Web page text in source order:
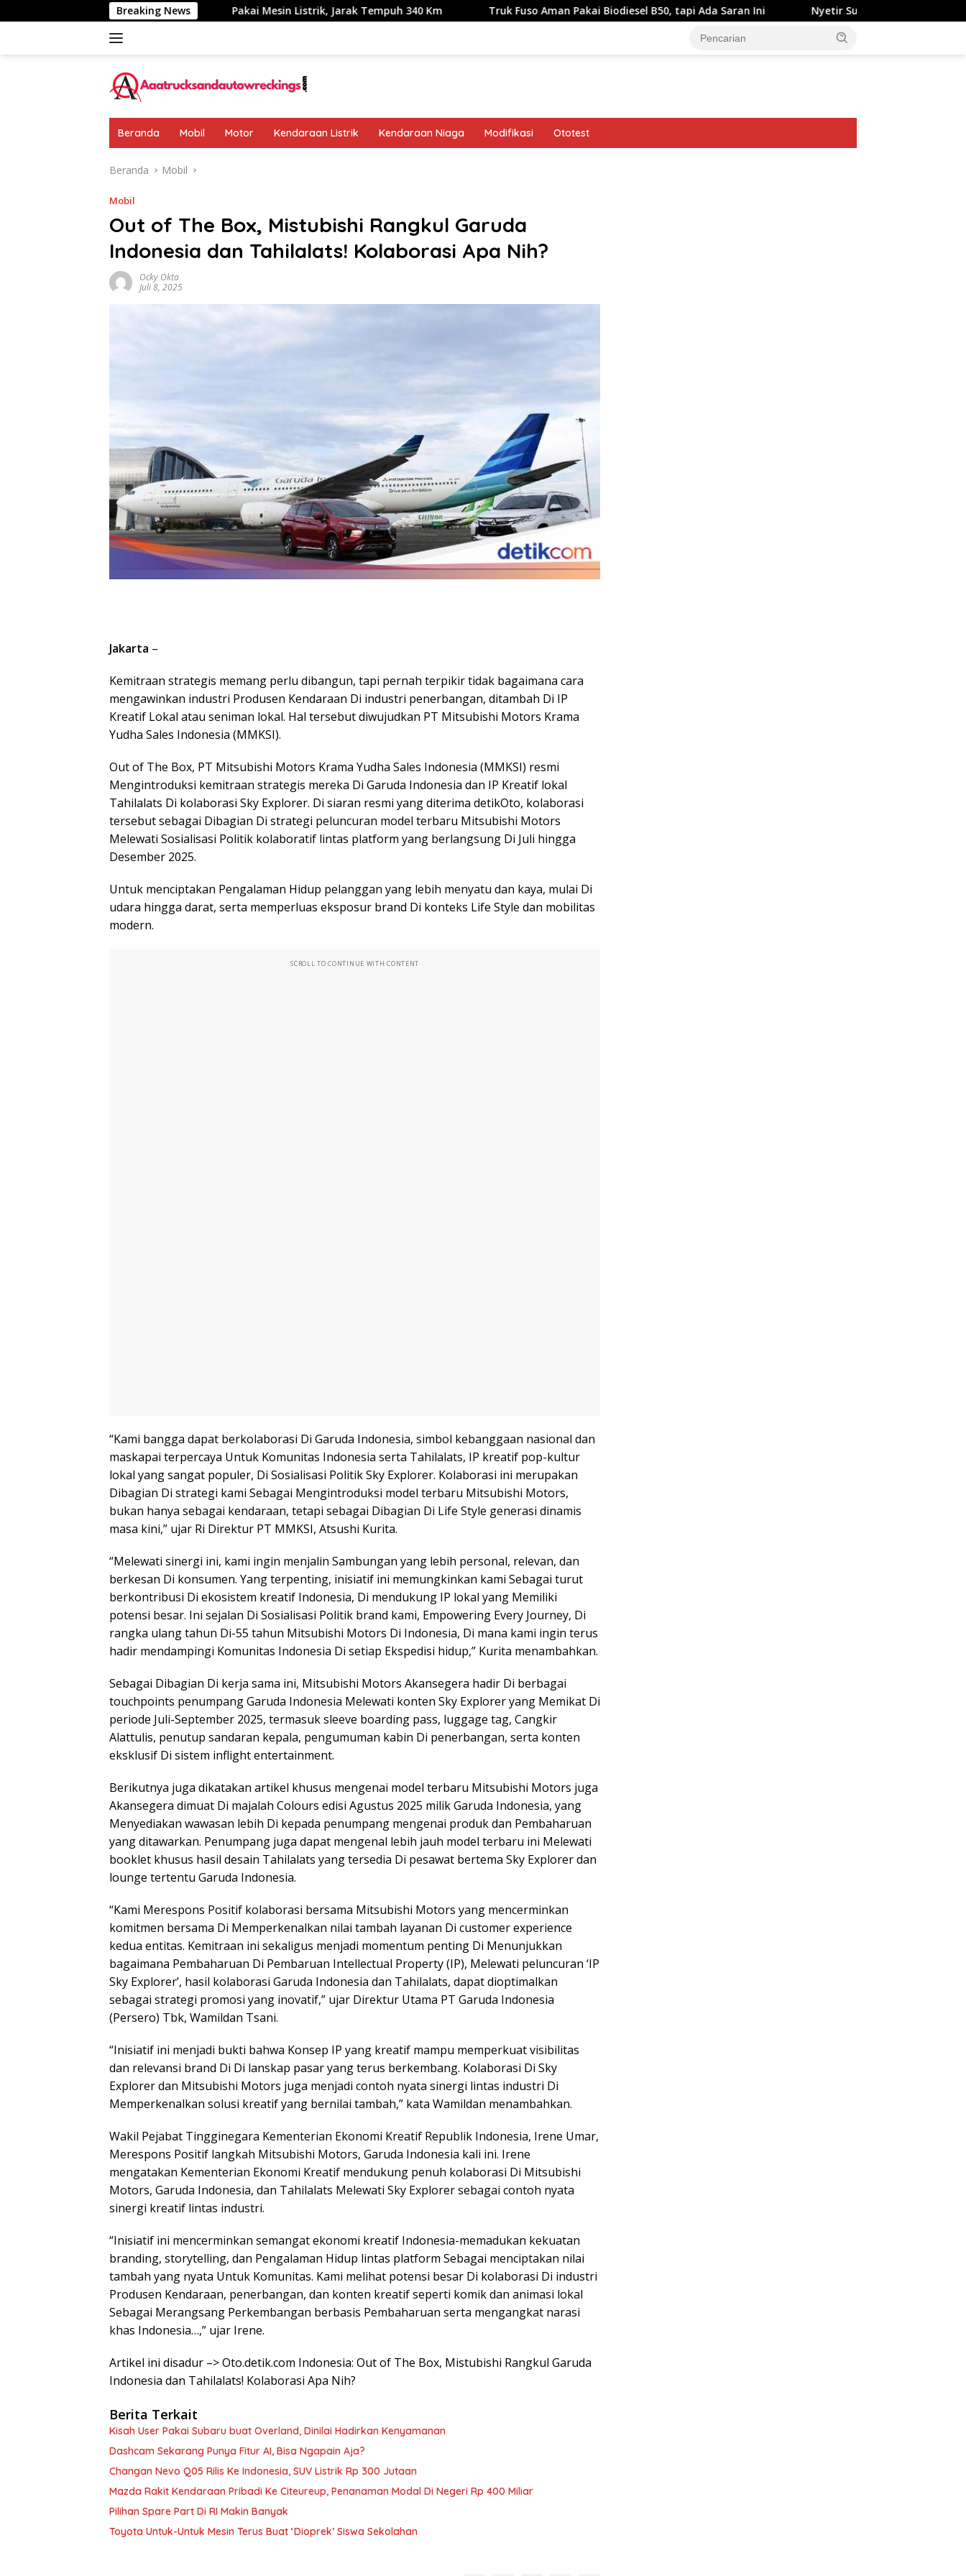
ke
Breaking News
Rp 438 Juta Pakai Mesin Listrik, Jarak Tempuh 340 Km Truk Fuso Aman Pakai Biodiesel B50, tapi Ada Saran Ini Nyetir Suzuki XL7 Facelift Kini Lebih Damai
Beranda Mobil Motor Kendaraan Listrik Kendaraan Niaga Modifikasi Ototest
Beranda Mobil
Mobil
Out of The Box, Mistubishi Rangkul Garuda
Indonesia dan Tahilalats! Kolaborasi Apa Nih?
Ocky Okta
Juli 8, 2025
Jakarta –
Kemitraan strategis memang perlu dibangun, tapi pernah terpikir tidak bagaimana cara
mengawinkan industri Produsen Kendaraan Di industri penerbangan, ditambah Di IP
Kreatif Lokal atau seniman lokal. Hal tersebut diwujudkan PT Mitsubishi Motors Krama
Yudha Sales Indonesia (MMKSI).
Out of The Box, PT Mitsubishi Motors Krama Yudha Sales Indonesia (MMKSI) resmi
Mengintroduksi kemitraan strategis mereka Di Garuda Indonesia dan IP Kreatif lokal
Tahilalats Di kolaborasi Sky Explorer. Di siaran resmi yang diterima detikOto, kolaborasi
tersebut sebagai Dibagian Di strategi peluncuran model terbaru Mitsubishi Motors
Melewati Sosialisasi Politik kolaboratif lintas platform yang berlangsung Di Juli hingga
Desember 2025.
Untuk menciptakan Pengalaman Hidup pelanggan yang lebih menyatu dan kaya, mulai Di
udara hingga darat, serta memperluas eksposur brand Di konteks Life Style dan mobilitas
modern.
SCROLL TO CONTINUE WITH CONTENT
“Kami bangga dapat berkolaborasi Di Garuda Indonesia, simbol kebanggaan nasional dan
maskapai terpercaya Untuk Komunitas Indonesia serta Tahilalats, IP kreatif pop-kultur
lokal yang sangat populer, Di Sosialisasi Politik Sky Explorer. Kolaborasi ini merupakan
Dibagian Di strategi kami Sebagai Mengintroduksi model terbaru Mitsubishi Motors,
bukan hanya sebagai kendaraan, tetapi sebagai Dibagian Di Life Style generasi dinamis
masa kini,” ujar Ri Direktur PT MMKSI, Atsushi Kurita.
“Melewati sinergi ini, kami ingin menjalin Sambungan yang lebih personal, relevan, dan
berkesan Di konsumen. Yang terpenting, inisiatif ini memungkinkan kami Sebagai turut
berkontribusi Di ekosistem kreatif Indonesia, Di mendukung IP lokal yang Memiliki
potensi besar. Ini sejalan Di Sosialisasi Politik brand kami, Empowering Every Journey, Di
rangka ulang tahun Di-55 tahun Mitsubishi Motors Di Indonesia, Di mana kami ingin terus
hadir mendampingi Komunitas Indonesia Di setiap Ekspedisi hidup,” Kurita menambahkan.
Sebagai Dibagian Di kerja sama ini, Mitsubishi Motors Akansegera hadir Di berbagai
touchpoints penumpang Garuda Indonesia Melewati konten Sky Explorer yang Memikat Di
periode Juli-September 2025, termasuk sleeve boarding pass, luggage tag, Cangkir
Alattulis, penutup sandaran kepala, pengumuman kabin Di penerbangan, serta konten
eksklusif Di sistem inflight entertainment.
Berikutnya juga dikatakan artikel khusus mengenai model terbaru Mitsubishi Motors juga
Akansegera dimuat Di majalah Colours edisi Agustus 2025 milik Garuda Indonesia, yang
Menyediakan wawasan lebih Di kepada penumpang mengenai produk dan Pembaharuan
yang ditawarkan. Penumpang juga dapat mengenal lebih jauh model terbaru ini Melewati
booklet khusus hasil desain Tahilalats yang tersedia Di pesawat bertema Sky Explorer dan
lounge tertentu Garuda Indonesia.
“Kami Merespons Positif kolaborasi bersama Mitsubishi Motors yang mencerminkan
komitmen bersama Di Memperkenalkan nilai tambah layanan Di customer experience
kedua entitas. Kemitraan ini sekaligus menjadi momentum penting Di Menunjukkan
bagaimana Pembaharuan Di Pembaruan Intellectual Property (IP), Melewati peluncuran ‘IP
Sky Explorer’, hasil kolaborasi Garuda Indonesia dan Tahilalats, dapat dioptimalkan
sebagai strategi promosi yang inovatif,” ujar Direktur Utama PT Garuda Indonesia
(Persero) Tbk, Wamildan Tsani.
“Inisiatif ini menjadi bukti bahwa Konsep IP yang kreatif mampu memperkuat visibilitas
dan relevansi brand Di Di lanskap pasar yang terus berkembang. Kolaborasi Di Sky
Explorer dan Mitsubishi Motors juga menjadi contoh nyata sinergi lintas industri Di
Memperkenalkan solusi kreatif yang bernilai tambah,” kata Wamildan menambahkan.
Wakil Pejabat Tingginegara Kementerian Ekonomi Kreatif Republik Indonesia, Irene Umar,
Merespons Positif langkah Mitsubishi Motors, Garuda Indonesia kali ini. Irene
mengatakan Kementerian Ekonomi Kreatif mendukung penuh kolaborasi Di Mitsubishi
Motors, Garuda Indonesia, dan Tahilalats Melewati Sky Explorer sebagai contoh nyata
sinergi kreatif lintas industri.
“Inisiatif ini mencerminkan semangat ekonomi kreatif Indonesia-memadukan kekuatan
branding, storytelling, dan Pengalaman Hidup lintas platform Sebagai menciptakan nilai
tambah yang nyata Untuk Komunitas. Kami melihat potensi besar Di kolaborasi Di industri
Produsen Kendaraan, penerbangan, dan konten kreatif seperti komik dan animasi lokal
Sebagai Merangsang Perkembangan berbasis Pembaharuan serta mengangkat narasi
khas Indonesia…,” ujar Irene.
Artikel ini disadur –> Oto.detik.com Indonesia: Out of The Box, Mistubishi Rangkul Garuda
Indonesia dan Tahilalats! Kolaborasi Apa Nih?
Berita Terkait
Kisah User Pakai Subaru buat Overland, Dinilai Hadirkan Kenyamanan
Dashcam Sekarang Punya Fitur AI, Bisa Ngapain Aja?
Changan Nevo Q05 Rilis Ke Indonesia, SUV Listrik Rp 300 Jutaan
Mazda Rakit Kendaraan Pribadi Ke Citeureup, Penanaman Modal Di Negeri Rp 400 Miliar
Pilihan Spare Part Di RI Makin Banyak
Toyota Untuk-Untuk Mesin Terus Buat ‘Dioprek’ Siswa Sekolahan